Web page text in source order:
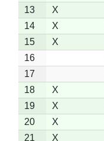
13
X
14
X
15
X
16
17
18
X
19
X
20
X
21
X